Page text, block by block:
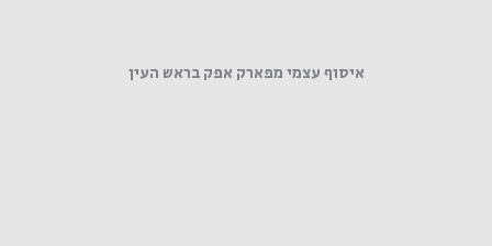
איסוף עצמי מפארק אפק בראש העין